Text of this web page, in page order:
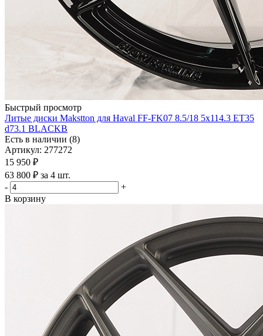
Быстрый просмотр
Литые диски Makstton для Haval FF-FK07 8.5/18 5x114.3 ET35
d73.1 BLACKB
Есть в наличии (8)
Артикул: 277272
15 950 ₽
63 800 ₽ за 4 шт.
-
+
В корзину